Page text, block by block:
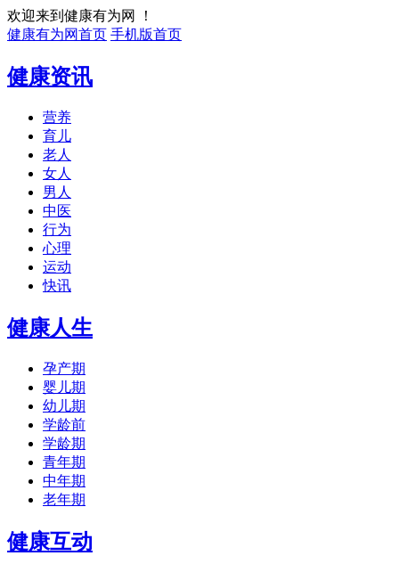
欢迎来到健康有为网 ！
健康有为网首页 手机版首页
健康资讯
营养
育儿
老人
女人
男人
中医
行为
心理
运动
快讯
健康人生
孕产期
婴儿期
幼儿期
学龄前
学龄期
青年期
中年期
老年期
健康互动